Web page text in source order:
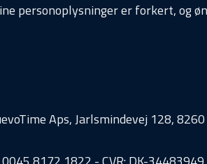
personoplysninger er forkert, og
Aps, Jarlsmindevej 128, 8260